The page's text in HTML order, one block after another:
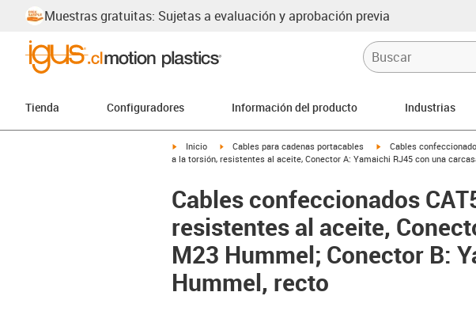
Muestras gratuitas: Sujetas a evaluación y aprobación previa
Tienda Configuradores Información del producto Industrias
igus-icon-arrow-right
Inicio igus-icon-arrow-right
Cables para cadenas portacables igus-icon-arrow-right
Cables
a la torsión, resistentes al aceite, Conector A: Yamaichi RJ45 con una
Cables confeccionados
resistentes al aceite,
M23 Hummel; Conector B:
Hummel, recto